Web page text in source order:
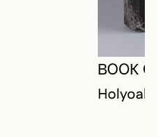
BOOK